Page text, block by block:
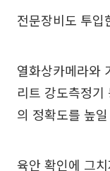
전문장비도 투입
열화상카메라와
리트 강도측정
의 정확도를 높
육안 확인에 그